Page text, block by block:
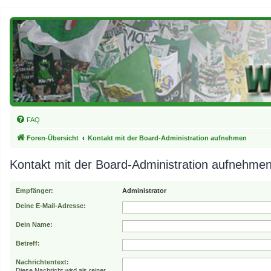
FAQ
Foren-Übersicht Kontakt mit der Board-Administration aufnehmen
Kontakt mit der Board-Administration
Empfänger: Administrator
Deine E-Mail-Adresse:
Dein Name:
Betreff:
Nachrichtentext: